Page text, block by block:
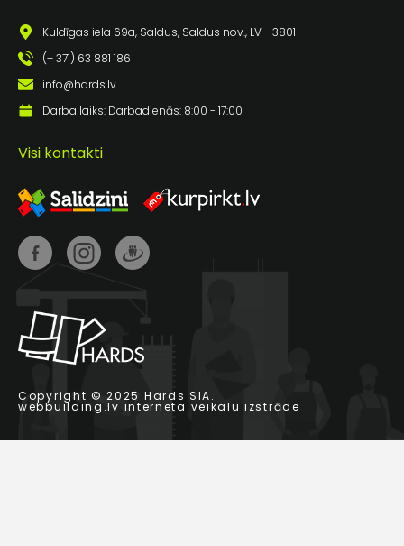
Copyright © 2025 Hards SIA.
webbuilding.lv interneta veikalu izstrāde
Kuldīgas iela 69a, Saldus, Saldus nov., LV - 3801
(+ 371) 63 881 186
info@hards.lv
Darba laiks: Darbadienās: 8:00 - 17:00
Visi kontakti